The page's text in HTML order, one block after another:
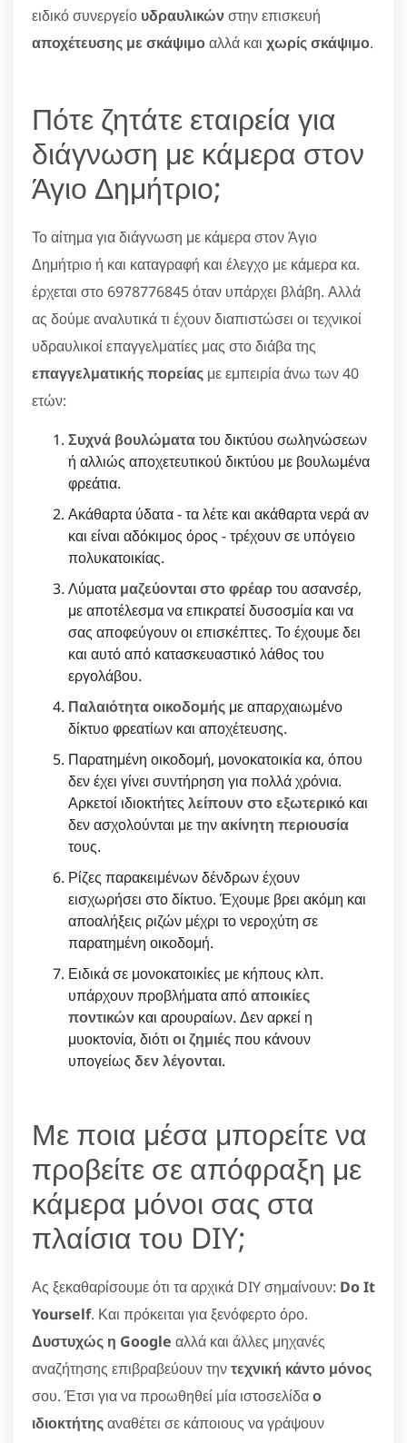
ειδικό συνεργείο υδραυλικώνστην επισκευή
αποχέτευσης με σκάψιμοαλλά και χωρίς σκάψιμο.
Πότε ζητάτε εταιρεία για
διάγνωση με κάμερα στον
Άγιο Δημήτριο;
Το αίτημα για διάγνωση με κάμερα στον Άγιο
Δημήτριο ή και καταγραφή και έλεγχο με κάμερα κα.
έρχεται στο 6978776845 όταν υπάρχει βλάβη. Αλλά
ας δούμε αναλυτικά τι έχουν διαπιστώσει οι τεχνικοί
υδραυλικοί επαγγελματίες μας στο διάβα της
επαγγελματικής πορείας με εμπειρία άνω των 40
ετών:
Συχνά βουλώματατου δικτύου σωληνώσεων
ή αλλιώς αποχετευτικού δικτύου με βουλωμένα
φρεάτια.
Ακάθαρτα ύδατα - τα λέτε και ακάθαρτα νερά αν
και είναι αδόκιμος όρος - τρέχουν σε υπόγειο
πολυκατοικίας.
Λύματα μαζεύονται στο φρέαρτου ασανσέρ,
με αποτέλεσμα να επικρατεί δυσοσμία και να
σας αποφεύγουν οι επισκέπτες. Το έχουμε δει
και αυτό από κατασκευαστικό λάθος του
εργολάβου.
Παλαιότητα οικοδομής με απαρχαιωμένο
δίκτυο φρεατίων και αποχέτευσης.
Παρατημένη οικοδομή, μονοκατοικία κα, όπου
δεν έχει γίνει συντήρηση για πολλά χρόνια.
Αρκετοί ιδιοκτήτες λείπουν στο εξωτερικό και
δεν ασχολούνται με τηνακίνητη περιουσία
τους.
Ρίζες παρακειμένων δένδρων έχουν
εισχωρήσει στο δίκτυο. Έχουμε βρει ακόμη και
αποαλήξεις ριζών μέχρι το νεροχύτη σε
παρατημένη οικοδομή.
Ειδικά σε μονοκατοικίες με κήπους κλπ.
υπάρχουν προβλήματα απόαποικίες
ποντικών και αρουραίων. Δεν αρκεί η
μυοκτονία, διότι οι ζημιέςπου κάνουν
υπογείως δεν λέγονται.
Με ποια μέσα μπορείτε να
προβείτε σε απόφραξη με
κάμερα μόνοι σας στα
πλαίσια του DIY;
Ας ξεκαθαρίσουμε ότι τα αρχικά DIY σημαίνουν: Do It
Yourself. Και πρόκειται για ξενόφερτο όρο.
Δυστυχώς η Google αλλά και άλλες μηχανές
αναζήτησης επιβραβεύουν τηντεχνική κάντο μόνος
σου. Έτσι για να προωθηθεί μία ιστοσελίδαο
ιδιοκτήτηςαναθέτει σε κάποιους να γράψουν